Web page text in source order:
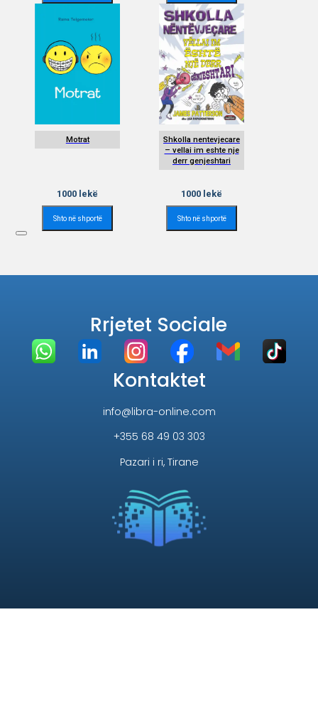
Motrat
1000 lekë
Shto në shportë
Shkolla nentevjecare
– vellai im eshte nje
derr genjeshtari
1000 lekë
Shto në shportë
Rrjetet Sociale
Kontaktet
info@libra-online.com
+355 68 49 03 303
Pazari i ri, Tirane